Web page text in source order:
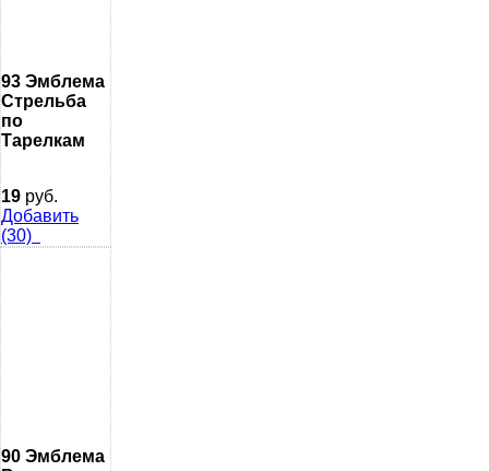
93 Эмблема
Стрельба
по
Тарелкам
19 руб.
Добавить
(30)
90 Эмблема